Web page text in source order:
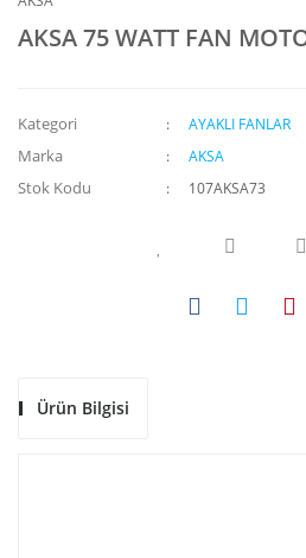
AKSA 75 WATT FAN
Kategori AYAKLI FANLAR
Marka AKSA
Stok Kodu 107AKSA73
Ürün Bilgisi